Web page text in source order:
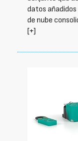
datos
de nube
[+]